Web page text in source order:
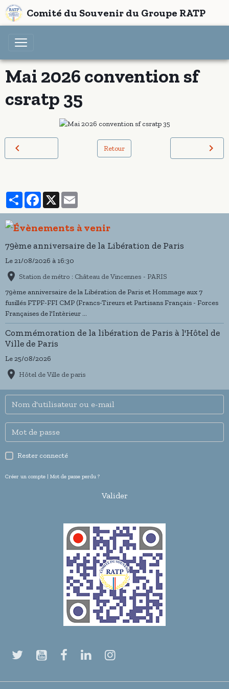
Comité du Souvenir du Groupe RATP
Mai 2026 convention sf
csratp 35
Retour
PartagerFacebook
X
79ème anniversaire de la Libération de Paris
Le 21/08/2026 à 16:30
Station de métro : Château de Vincennes - PARIS
79ème anniversaire de la Libération de Paris et Hommage aux 7
fusillés FTPF-FFI CMP (Francs-Tireurs et Partisans Français - Forces
Françaises de l'Intèrieur ...
Commémoration de la libération de Paris à l'Hôtel de
Ville de Paris
Le 25/08/2026
Hôtel de Ville de paris
Rester connecté
Créer un compte | Mot de passe perdu ?
Valider